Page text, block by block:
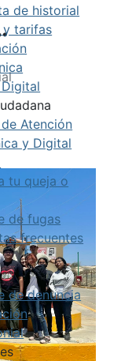
de historial
y tarifas
Atención
y Digital
tu queja o
de fugas
frecuentes
de denuncia